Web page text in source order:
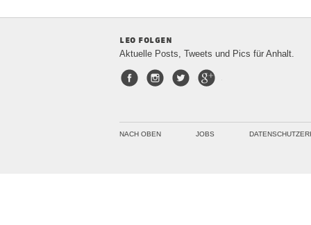
leo folgen
Aktuelle Posts, Tweets und Pics für Anhalt.
FacebookInstagram
Twitter
NACH OBEN JOBS